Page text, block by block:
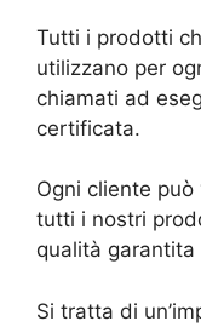
Tutti i prodotti
utilizzano per
chiamati ad
certificata.
Ogni cliente
tutti i nostri
qualità garantita
Si tratta di